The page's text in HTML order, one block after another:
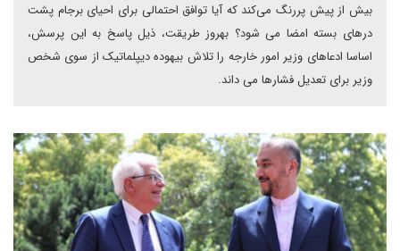
بیش از پیش پررنگ می‌کند که آیا توافق احتمالی برای احیای برجام پشت
درهای بسته امضا می شود؟ بهروز طریقت، ذیل پاسخ به این پرسش،
اساسا ادعاهای وزیر امور خارجه را تلاش بیهوده دیپلماتیک از سوی شخص
وزیر برای تعدیل فشارها می داند.